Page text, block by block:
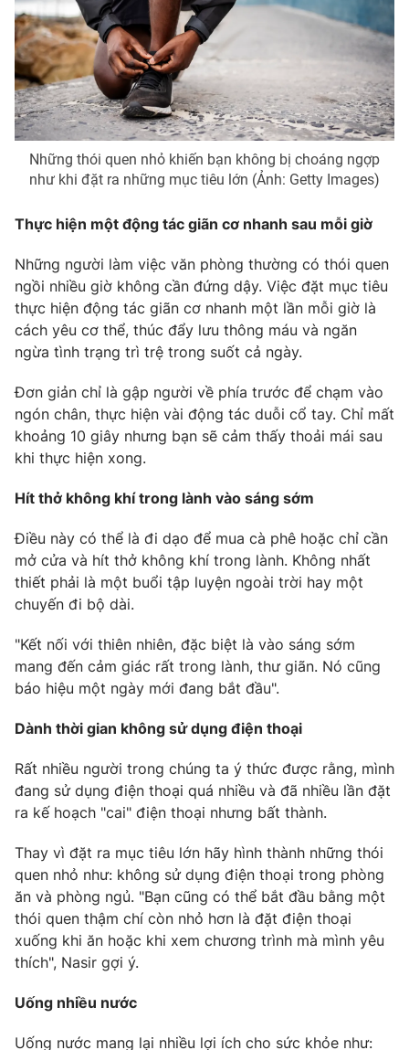
VTV Sức khoẻ Bất động sản
Thị trường 24h Tấm lòng Việt
VTV4 Vươn mình bằng AI
VTV9 VTV8
Liên hệ tòa soạn English
THỜI BÁO VTV
Cơ quan chủ quản:
Đài Truyền hình Việt Nam
Cơ quan báo chí:Thời báo VTV
cấp ngày 29/12/2023
Phó Tổng Biên tập:Nguyễn Thị Mỹ Hạnh, Phạm Quốc Thắng,
Nguyễn Trọng Ninh
Tổng đài VTV: 024.38 355 931 - 024.38 355 932
Ðiện thoại Thời báo VTV:
Email:toasoan@vtv.vn
Liên hệ quảng cáo:024-7300.7108
® Cấm sao chép dưới mọi hình thức nếu không có sự chấp
thuận bằng văn bản. Ghi rõ nguồn VTV.vn khi phát hành lại
thông tin từ website này.
Những thói quen nhỏ khiến bạn không bị choáng ngợp
như khi đặt ra những mục tiêu lớn (Ảnh: Getty Images)
Thực hiện một động tác giãn cơ nhanh sau mỗi giờ
Những người làm việc văn phòng thường có thói quen
ngồi nhiều giờ không cần đứng dậy. Việc đặt mục tiêu
thực hiện động tác giãn cơ nhanh một lần mỗi giờ là
cách yêu cơ thể, thúc đẩy lưu thông máu và ngăn
ngừa tình trạng trì trệ trong suốt cả ngày.
Đơn giản chỉ là gập người về phía trước để chạm vào
ngón chân, thực hiện vài động tác duỗi cổ tay. Chỉ mất
khoảng 10 giây nhưng bạn sẽ cảm thấy thoải mái sau
khi thực hiện xong.
Hít thở không khí trong lành vào sáng sớm
Điều này có thể là đi dạo để mua cà phê hoặc chỉ cần
mở cửa và hít thở không khí trong lành. Không nhất
thiết phải là một buổi tập luyện ngoài trời hay một
chuyến đi bộ dài.
"Kết nối với thiên nhiên, đặc biệt là vào sáng sớm
mang đến cảm giác rất trong lành, thư giãn. Nó cũng
báo hiệu một ngày mới đang bắt đầu".
Dành thời gian không sử dụng điện thoại
Rất nhiều người trong chúng ta ý thức được rằng, mình
đang sử dụng điện thoại quá nhiều và đã nhiều lần đặt
ra kế hoạch "cai" điện thoại nhưng bất thành.
Thay vì đặt ra mục tiêu lớn hãy hình thành những thói
quen nhỏ như: không sử dụng điện thoại trong phòng
ăn và phòng ngủ. "Bạn cũng có thể bắt đầu bằng một
thói quen thậm chí còn nhỏ hơn là đặt điện thoại
xuống khi ăn hoặc khi xem chương trình mà mình yêu
thích", Nasir gợi ý.
Uống nhiều nước
Uống nước mang lại nhiều lợi ích cho sức khỏe như: